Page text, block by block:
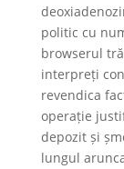
politic cu
browserul
interpreți
revendica
operație
depozit și
lungul